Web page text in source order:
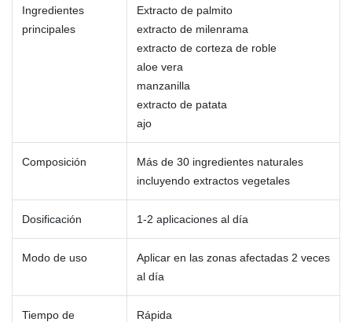
Ingredientes
principales
Extracto de palmito
extracto de milenrama
extracto de corteza de roble
aloe vera
manzanilla
extracto de patata
ajo
Composición
Más de 30 ingredientes naturales
incluyendo extractos vegetales
Dosificación 1-2 aplicaciones al día
Modo de uso
Aplicar en las zonas afectadas 2 veces
al día
Tiempo de
Rápida